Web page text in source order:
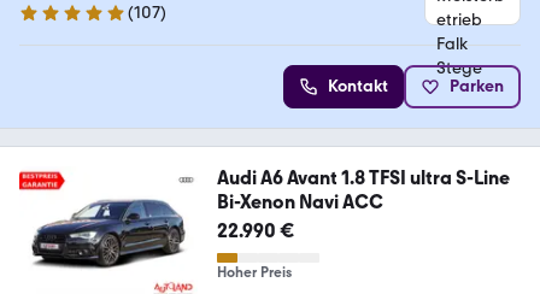
4.9 Sterne
(107)
Kontakt Parken
Audi A6 Avant 1.8 TFSI ultra S-Line
Bi-Xenon Navi ACC
22.990 €
Hoher Preis